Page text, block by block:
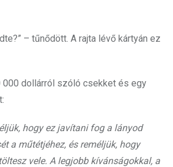
– tűnődött. A rajta lévő kártyán ez
000 dollárról szóló csekket és egy
hogy ez javítani fog a lányod
a műtétjéhez, és reméljük, hogy
vele. A legjobb kívánságokkal, a